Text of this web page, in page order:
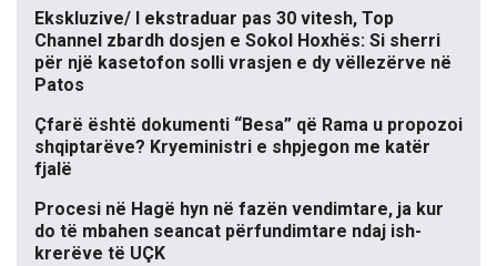
Ekskluzive/ I ekstraduar pas 30 vitesh, Top
Channel zbardh dosjen e Sokol Hoxhës: Si sherri
për një kasetofon solli vrasjen e dy vëllezërve në
Patos
Çfarë është dokumenti “Besa” që Rama u propozoi
shqiptarëve? Kryeministri e shpjegon me katër
fjalë
Procesi në Hagë hyn në fazën vendimtare, ja kur
do të mbahen seancat përfundimtare ndaj ish-
krerëve të UÇK